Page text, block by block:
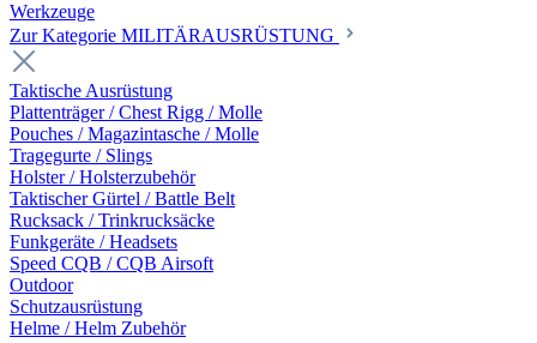
Werkzeuge
Zur Kategorie MILITÄRAUSRÜSTUNG
Taktische Ausrüstung
Plattenträger / Chest Rigg / Molle
Pouches / Magazintasche / Molle
Tragegurte / Slings
Holster / Holsterzubehör
Taktischer Gürtel / Battle Belt
Rucksack / Trinkrucksäcke
Funkgeräte / Headsets
Speed CQB / CQB Airsoft
Outdoor
Schutzausrüstung
Helme / Helm Zubehör